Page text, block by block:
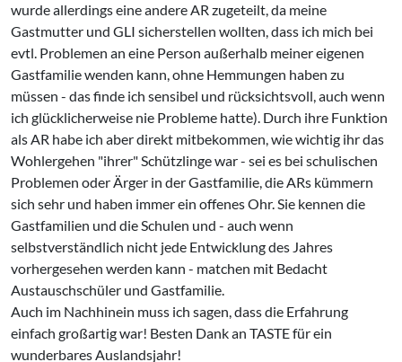
wurde allerdings eine andere AR zugeteilt, da meine
Gastmutter und GLI sicherstellen wollten, dass ich mich bei
evtl. Problemen an eine Person außerhalb meiner eigenen
Gastfamilie wenden kann, ohne Hemmungen haben zu
müssen - das finde ich sensibel und rücksichtsvoll, auch wenn
ich glücklicherweise nie Probleme hatte). Durch ihre Funktion
als AR habe ich aber direkt mitbekommen, wie wichtig ihr das
Wohlergehen "ihrer" Schützlinge war - sei es bei schulischen
Problemen oder Ärger in der Gastfamilie, die ARs kümmern
sich sehr und haben immer ein offenes Ohr. Sie kennen die
Gastfamilien und die Schulen und - auch wenn
selbstverständlich nicht jede Entwicklung des Jahres
vorhergesehen werden kann - matchen mit Bedacht
Austauschschüler und Gastfamilie.
Auch im Nachhinein muss ich sagen, dass die Erfahrung
einfach großartig war! Besten Dank an TASTE für ein
wunderbares Auslandsjahr!